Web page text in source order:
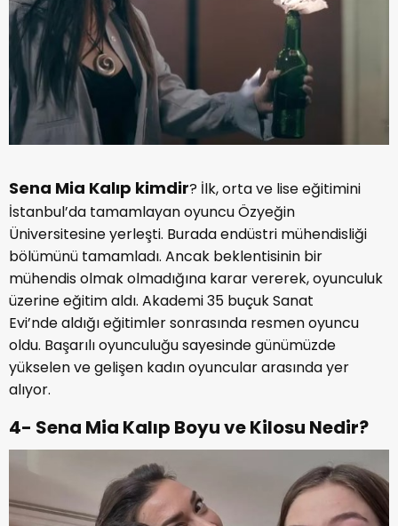
Sena Mia Kalıp kimdir? İlk, orta ve lise eğitimini
İstanbul’da tamamlayan oyuncu Özyeğin
Üniversitesine yerleşti. Burada endüstri mühendisliği
bölümünü tamamladı. Ancak beklentisinin bir
mühendis olmak olmadığına karar vererek, oyunculuk
üzerine eğitim aldı. Akademi 35 buçuk Sanat
Evi’nde aldığı eğitimler sonrasında resmen oyuncu
oldu. Başarılı oyunculuğu sayesinde günümüzde
yükselen ve gelişen kadın oyuncular arasında yer
alıyor.
4- Sena Mia Kalıp Boyu ve Kilosu Nedir?